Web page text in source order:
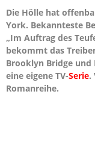
Die Hölle hat
York. Bekannteste
„Im Auftrag des
bekommt das
Brooklyn Bridge und
eine eigene TV-Serie.
Romanreihe.